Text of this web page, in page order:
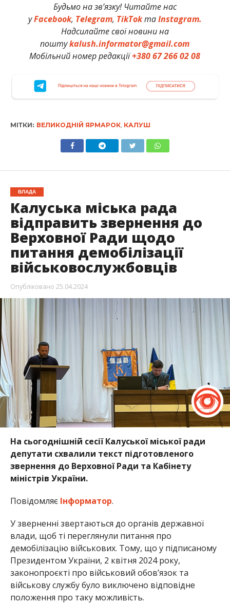
Будьмо на зв’язку! Читайте нас
уFacebook, Telegram, TikTokтаInstagram.
Надсилайте свої новини на
поштуkalush.informator@gmail.com
Мобільний номер редакції+380 67 266 02 08
МІТКИ: ВЕЛИКОДНІЙ ЯРМАРОК, КАЛУШ
ВЛАДА
Калуська міська рада
відправить звернення до
Верховної Ради щодо
питання демобілізації
військовослужбовців
Опубліковано 25.04.2024
На сьогоднішній сесії Калуської міської ради
депутати схвалили текст підготовленого
звернення до Верховної Ради та Кабінету
міністрів України.
Повідомляє Інформатор.
У зверненні звертаються до органів державної
влади, щоб ті переглянули питання про
демобілізацію військових. Тому, що у підписаному
Президентом України, 2 квітня 2024 року,
законопроєкті про військовий обов’язок та
військову службу було виключено відповідне
положення про таку можливість.